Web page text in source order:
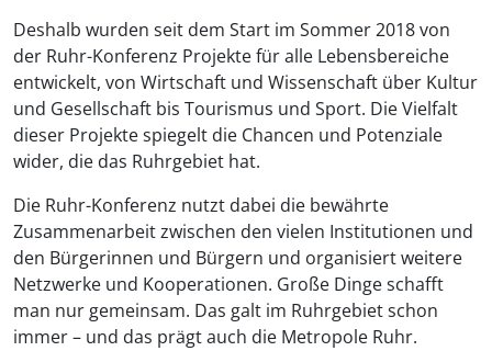
Deshalb wurden seit dem Start im Sommer 2018 von
der Ruhr-Konferenz Projekte für alle Lebensbereiche
entwickelt, von Wirtschaft und Wissenschaft über Kultur
und Gesellschaft bis Tourismus und Sport. Die Vielfalt
dieser Projekte spiegelt die Chancen und Potenziale
wider, die das Ruhrgebiet hat.
Die Ruhr-Konferenz nutzt dabei die bewährte
Zusammenarbeit zwischen den vielen Institutionen und
den Bürgerinnen und Bürgern und organisiert weitere
Netzwerke und Kooperationen. Große Dinge schafft
man nur gemeinsam. Das galt im Ruhrgebiet schon
immer – und das prägt auch die Metropole Ruhr.